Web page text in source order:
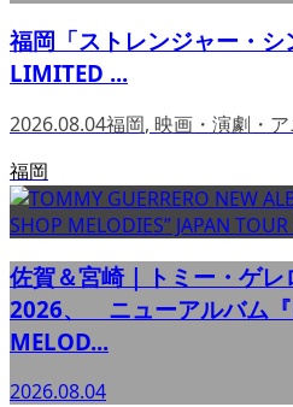
福岡「ストレンジャー・シ
LIMITED ...
2026.08.04福岡, 映画・演劇・
福岡
佐賀＆宮崎｜トミー・ゲ
2026、 ニューアルバム『
MELOD...
2026.08.04